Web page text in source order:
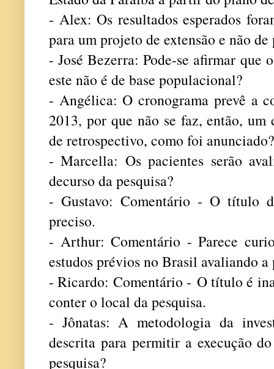
- Alex: Os resultados esperados
para um projeto de extensão e não de
- José Bezerra: Pode-se afirmar que
este não é de base populacional?
- Angélica: O cronograma prevê a
2013, por que não se faz, então, um
de retrospectivo, como foi anunciado?
- Marcella: Os pacientes serão
decurso da pesquisa?
- Gustavo: Comentário - O título
preciso.
- Arthur: Comentário - Parece
estudos prévios no Brasil avaliando
- Ricardo: Comentário - O título é
conter o local da pesquisa.
- Jônatas: A metodologia da
descrita para permitir a execução
pesquisa?